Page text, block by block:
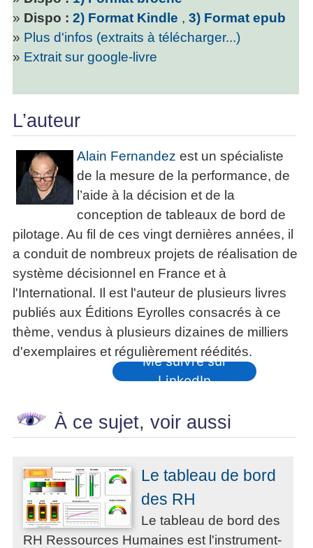
» Dispo : 2) Format Kindle , 3) Format epub
» Plus d'infos (extraits à télécharger...)
» Extrait sur google-livre
L’auteur
Alain Fernandez est un spécialiste
de la mesure de la performance, de
l’aide à la décision et de la
conception de tableaux de bord de
pilotage. Au fil de ces vingt dernières années, il
a conduit de nombreux projets de réalisation de
système décisionnel en France et à
l'International. Il est l'auteur de plusieurs livres
publiés aux Éditions Eyrolles consacrés à ce
thème, vendus à plusieurs dizaines de milliers
d'exemplaires et régulièrement réédités.
Me suivre sur
LinkedIn
À ce sujet, voir aussi
Le tableau de bord
des RH
Le tableau de bord des
RH Ressources Humaines est l'instrument-